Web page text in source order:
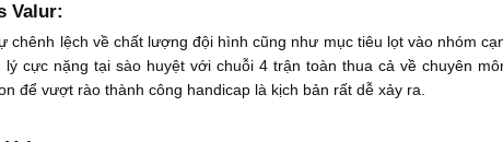
Valur:
chênh lệch về chất lượng đội hình cũng như mục tiêu lọt vào nhóm
cực nặng tại sào huyệt với chuỗi 4 trận toàn thua cả về chuyên
để vượt rào thành công handicap là kịch bản rất dễ xảy ra.